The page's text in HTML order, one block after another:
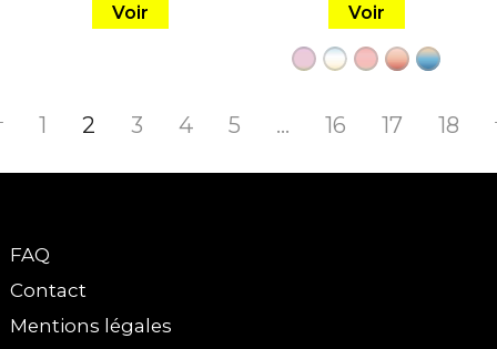
Voir Voir
1 2 3 4 5 … 16 17 18
FAQ
Contact
Mentions légales